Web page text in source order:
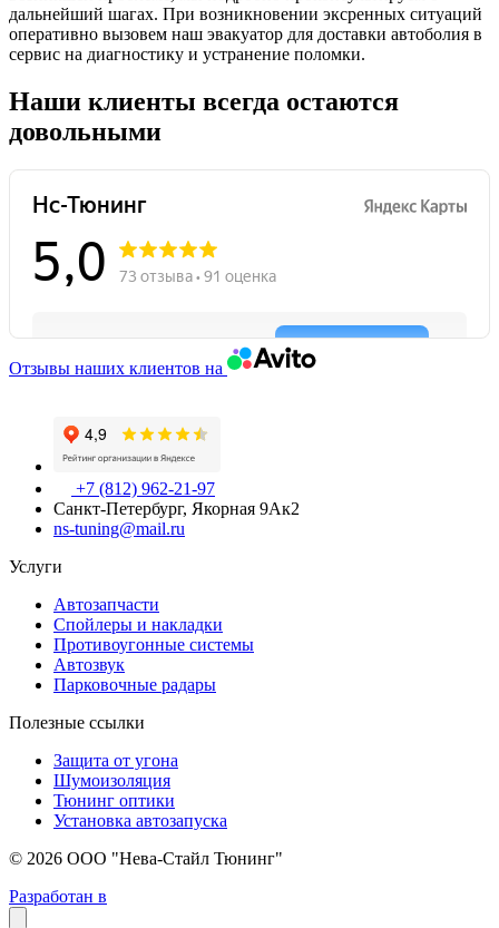
дальнейший шагах. При возникновении эксренных ситуаций
оперативно вызовем наш эвакуатор для доставки автоболия в
сервис на диагностику и устранение поломки.
Наши клиенты всегда остаются
довольными
Отзывы наших клиентов на
+7 (812) 962-21-97
Санкт-Петербург, Якорная 9Ак2
ns-tuning@mail.ru
Услуги
Автозапчасти
Спойлеры и накладки
Противоугонные системы
Автозвук
Парковочные радары
Полезные ссылки
Защита от угона
Шумоизоляция
Тюнинг оптики
Установка автозапуска
© 2026 ООО "Нева-Стайл Тюнинг"
Разработан в